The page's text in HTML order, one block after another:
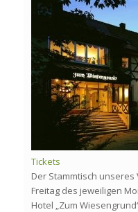
Tickets
Der Stammtisch
Freitag des jeweiligen
Hotel „Zum